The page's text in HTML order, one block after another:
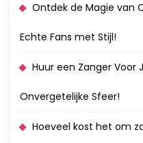
Ontdek de Magie van
Echte Fans met Stijl!
Huur een Zanger Voor
Onvergetelijke Sfeer!
Hoeveel kost het om